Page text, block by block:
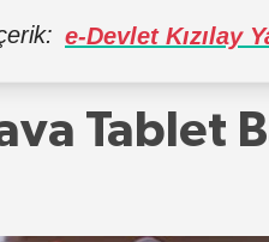
e-Devlet Kızılay
Tablet